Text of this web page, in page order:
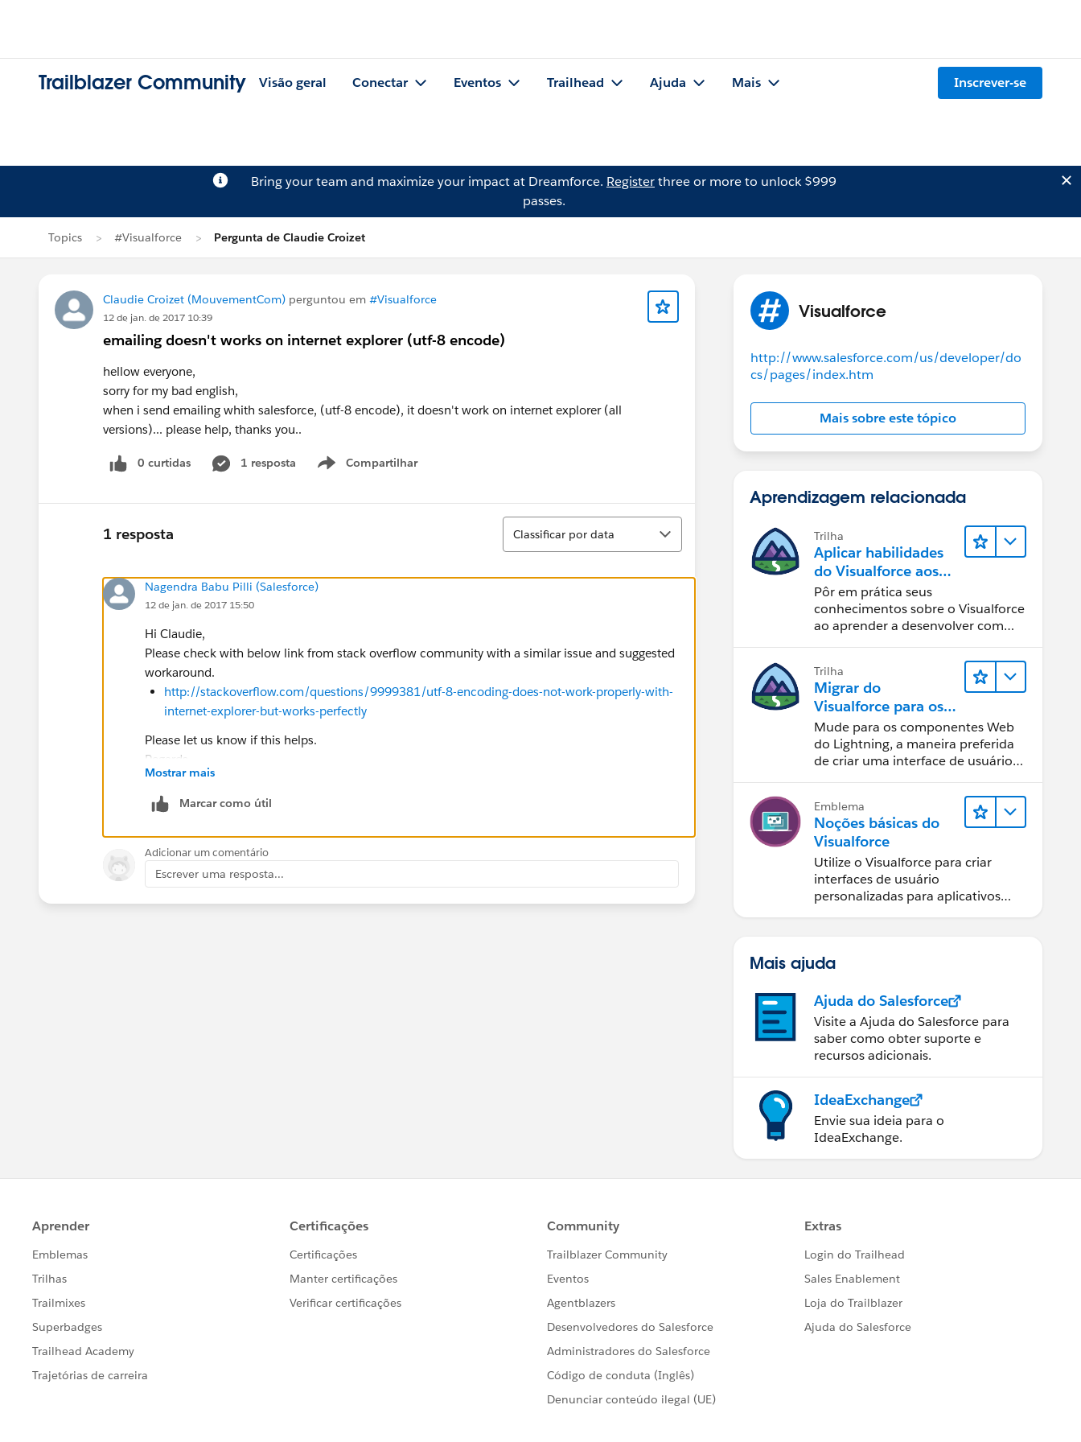
Trailblazer Community Visão geral Conectar Eventos Trailhead Ajuda Mais Inscrever-se
Bring your team and maximize your impact at Dreamforce. Registerthree or more to unlock $999
passes.
Topics #Visualforce Pergunta de Claudie Croizet
Claudie Croizet (MouvementCom) perguntou em #Visualforce
12 de jan. de 2017 10:39
emailing doesn't works on internet explorer (utf-8 encode)
hellow everyone,
sorry for my bad english,
when i send emailing whith salesforce, (utf-8 encode), it doesn't work on internet explorer (all
versions)... please help, thanks you..
0 curtidas 1 resposta Compartilhar
Show menu
1 resposta
Classificar
Classificar por data
Nagendra Babu Pilli (Salesforce)
12 de jan. de 2017 15:50
Hi Claudie,
Please check with below link from stack overflow community with a similar issue and suggested
workaround.
http://stackoverflow.com/questions/9999381/utf-8-encoding-does-not-work-properly-with-
internet-explorer-but-works-perfectly
Please let us know if this helps.
Regards,
Nagendra.
Mostrar mais
Marcar como útil
Adicionar um comentário
Escrever uma resposta...
Visualforce
http://www.salesforce.com/us/developer/do
cs/pages/index.htm
Mais sobre este tópico
Aprendizagem relacionada
Trilha
Aplicar habilidades
do Visualforce aos
Componentes do
Lightning
Pôr em prática seus
conhecimentos sobre o Visualforce
ao aprender a desenvolver com
Trilha
Migrar do
Visualforce para os
componentes Web
do Lightning
Mude para os componentes Web
do Lightning, a maneira preferida
de criar uma interface de usuário
Emblema
Noções básicas do
Visualforce
Utilize o Visualforce para criar
interfaces de usuário
personalizadas para aplicativos
Mais ajuda
Ajuda do Salesforce
Visite a Ajuda do Salesforce para
saber como obter suporte e
recursos adicionais.
IdeaExchange
Envie sua ideia para o
IdeaExchange.